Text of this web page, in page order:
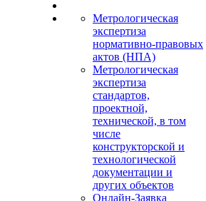
Метрологическая
экспертиза
нормативно-правовых
актов (НПА)
Метрологическая
экспертиза
стандартов,
проектной,
технической, в том
числе
конструкторской и
технологической
документации и
других объектов
Онлайн-Заявка